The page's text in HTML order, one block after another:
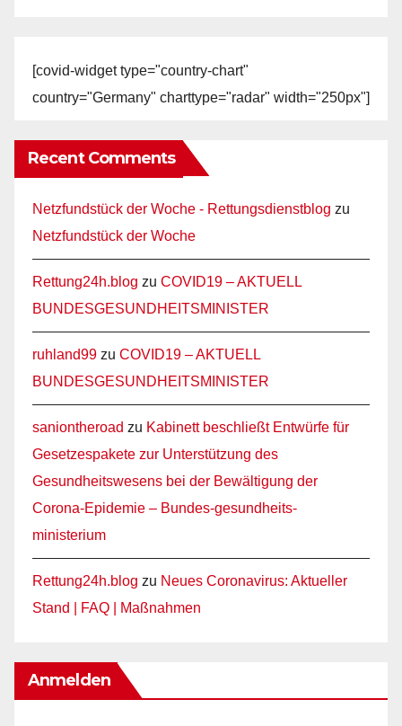
[covid-widget type="country-chart"
country="Germany" charttype="radar" width="250px"]
Recent Comments
Netzfundstück der Woche - Rettungsdienstblog zu
Netzfundstück der Woche
Rettung24h.blog zu COVID19 – AKTUELL
BUNDESGESUNDHEITSMINISTER
ruhland99 zu COVID19 – AKTUELL
BUNDESGESUNDHEITSMINISTER
saniontheroad zu Kabinett beschließt Entwürfe für
Gesetzespakete zur Unterstützung des
Gesundheitswesens bei der Bewältigung der
Corona-Epidemie – Bundes-gesundheits-
ministerium
Rettung24h.blog zu Neues Coronavirus: Aktueller
Stand | FAQ | Maßnahmen
Anmelden